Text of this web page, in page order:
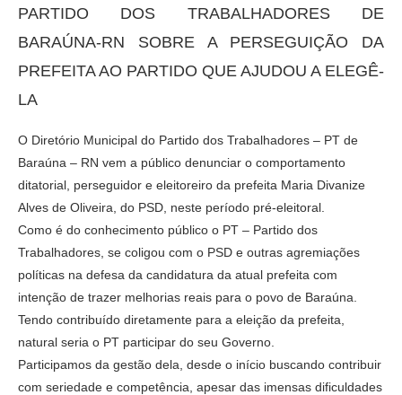
PARTIDO DOS TRABALHADORES DE
BARAÚNA-RN SOBRE A PERSEGUIÇÃO DA
PREFEITA AO PARTIDO QUE AJUDOU A ELEGÊ-
LA
O Diretório Municipal do Partido dos Trabalhadores – PT de
Baraúna – RN vem a público denunciar o comportamento
ditatorial, perseguidor e eleitoreiro da prefeita Maria Divanize
Alves de Oliveira, do PSD, neste período pré-eleitoral.
Como é do conhecimento público o PT – Partido dos
Trabalhadores, se coligou com o PSD e outras agremiações
políticas na defesa da candidatura da atual prefeita com
intenção de trazer melhorias reais para o povo de Baraúna.
Tendo contribuído diretamente para a eleição da prefeita,
natural seria o PT participar do seu Governo.
Participamos da gestão dela, desde o início buscando contribuir
com seriedade e competência, apesar das imensas dificuldades